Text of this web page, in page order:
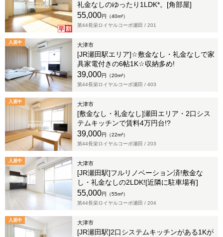
礼金なしのゆったり1LDK*。[角部屋]
55,000円（40m²）
第44長栄ロイヤルコーポ瀬田 / 201
入居中 大津市
[JR瀬田駅エリア]☆敷金なし・礼金なしで家
具家電付きの6帖1K☆収納多め!
39,000円（20m²）
第44長栄ロイヤルコーポ瀬田 / 403
入居中 大津市
[敷金なし・礼金なし]瀬田エリア・2口シス
テムキッチンで賃料4万円台!?
39,000円（22m²）
第44長栄ロイヤルコーポ瀬田 / 203
入居中 大津市
[JR瀬田駅]フルリノベーション済!敷金な
し・礼金なしの2LDK![近隣に駐車場有]
55,000円（55m²）
第44長栄ロイヤルコーポ瀬田 / 204
入居中 大津市
[JR瀬田駅]2口システムキッチンがある1Kが